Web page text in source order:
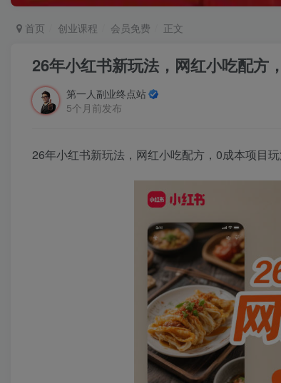
首页 创业课程 会员免费 正文
26年小红书新玩法，网红小吃配方
第一人副业终点站
5个月前发布
26年小红书新玩法，网红小吃配方，0成本项目